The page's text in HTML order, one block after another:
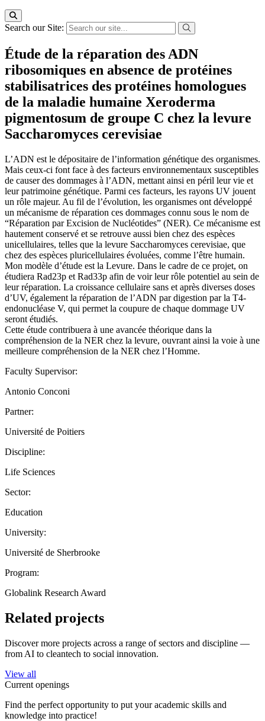
Search our Site:
Étude de la réparation des ADN
ribosomiques en absence de protéines
stabilisatrices des protéines homologues
de la maladie humaine Xeroderma
pigmentosum de groupe C chez la levure
Saccharomyces cerevisiae
L’ADN est le dépositaire de l’information génétique des organismes.
Mais ceux-ci font face à des facteurs environnementaux susceptibles
de causer des dommages à l’ADN, mettant ainsi en péril leur vie et
leur patrimoine génétique. Parmi ces facteurs, les rayons UV jouent
un rôle majeur. Au fil de l’évolution, les organismes ont développé
un mécanisme de réparation ces dommages connu sous le nom de
“Réparation par Excision de Nucléotides” (NER). Ce mécanisme est
hautement conservé et se retrouve aussi bien chez des espèces
unicellulaires, telles que la levure Saccharomyces cerevisiae, que
chez des espèces pluricellulaires évoluées, comme l’être humain.
Mon modèle d’étude est la Levure. Dans le cadre de ce projet, on
étudiera Rad23p et Rad33p afin de voir leur rôle potentiel au sein de
leur réparation. La croissance cellulaire sans et après diverses doses
d’UV, également la réparation de l’ADN par digestion par la T4-
endonucléase V, qui permet la coupure de chaque dommage UV
seront étudiés.
Cette étude contribuera à une avancée théorique dans la
compréhension de la NER chez la levure, ouvrant ainsi la voie à une
meilleure compréhension de la NER chez l’Homme.
Faculty Supervisor:
Antonio Conconi
Partner:
Université de Poitiers
Discipline:
Life Sciences
Sector:
Education
University:
Université de Sherbrooke
Program:
Globalink Research Award
Related projects
Discover more projects across a range of sectors and discipline —
from AI to cleantech to social innovation.
View all
Current openings
Find the perfect opportunity to put your academic skills and
knowledge into practice!